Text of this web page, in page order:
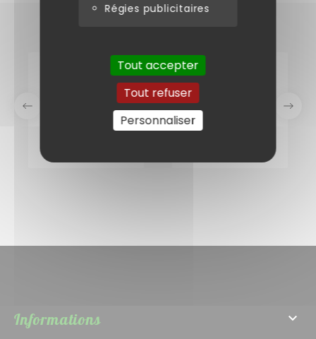
Régies publicitaires
Tout accepter
Tout refuser
Personnaliser
Informations 